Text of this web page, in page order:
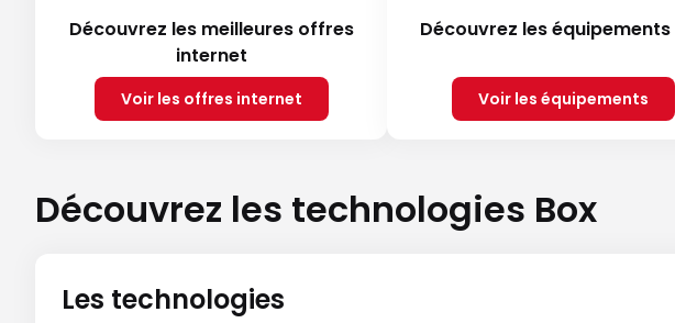
Découvrez les meilleures offres
internet
Voir les offres internet
Découvrez les équipements
Voir les équipements
Découvrez les technologies Box
Les technologies